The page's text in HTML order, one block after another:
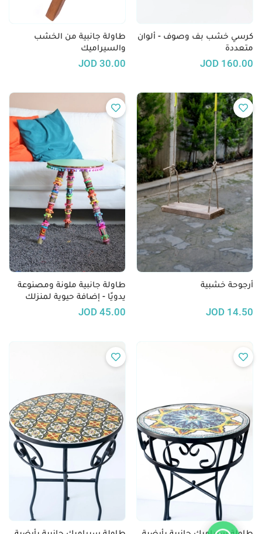
كرسي خشب بف وصوف - ألوان
متعددة
160.00
JOD
طاولة جانبية من الخشب
والسيراميك
30.00
JOD
أرجوحة خشبية
14.50
JOD
طاولة جانبية ملونة ومصنوعة
يدويًا - إضافة حيوية لمنزلك
45.00
JOD